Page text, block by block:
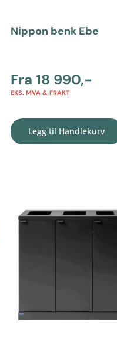
Nippon benk Ebe
Fra 18 990,-
EKS. MVA & FRAKT
Legg til Handlekurv